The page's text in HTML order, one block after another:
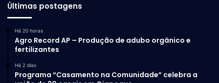
Últimas postagens
Há 20 horas
Agro Record AP – Produção de adubo orgânico e
fertilizantes
Há 2 dias
Programa “Casamento na Comunidade” celebra a